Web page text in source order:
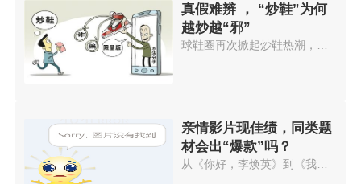
真假难辨 ， “炒鞋”为何
越炒越“邪”
亲情影片现佳绩，同类题
材会出“爆款”吗？